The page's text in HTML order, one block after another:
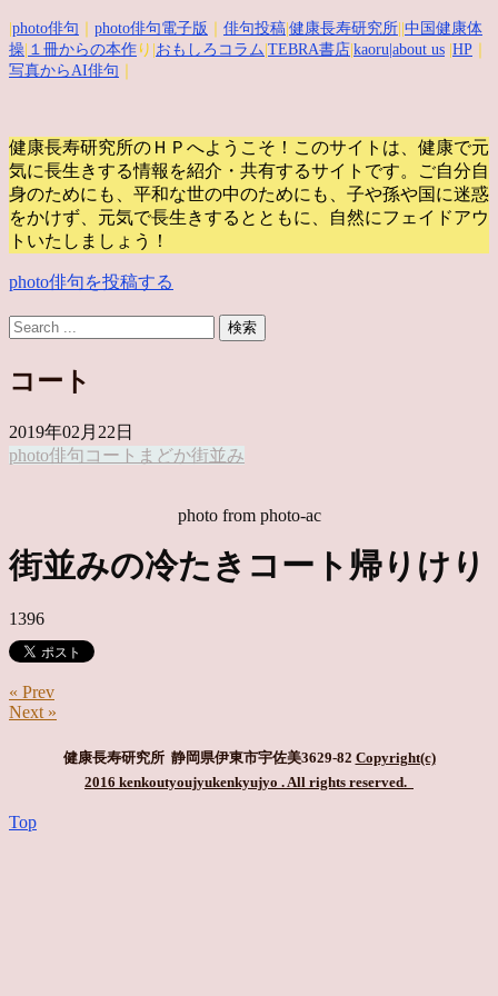
photo俳句 photo俳句電子版 俳句投稿 健康長寿研究所 中国健康体
操 １冊からの本作 り| おもしろコラム TEBRA書店 kaoru |about us HP
写真からAI俳句
健康長寿研究所のＨＰへようこそ！このサイトは、健康で元
気に長生きする情報を紹介・共有するサイトです。
ご自分自
身のためにも、平和な世の中のためにも、子や孫や国に迷惑
をかけず、元気で長生きするとともに、自然にフェイドアウ
トいたしましょう！
photo俳句を投稿する
コート
2019年02月22日
photo俳句 コート まどか街並み
photo from photo-ac
街並みの冷たきコート帰りけり
1396
« Prev
Next »
健康長寿研究所 静岡県伊東市宇佐美3629-82 Copyright(c)
2016 kenkoutyoujyukenkyujyo . All rights reserved.
Top